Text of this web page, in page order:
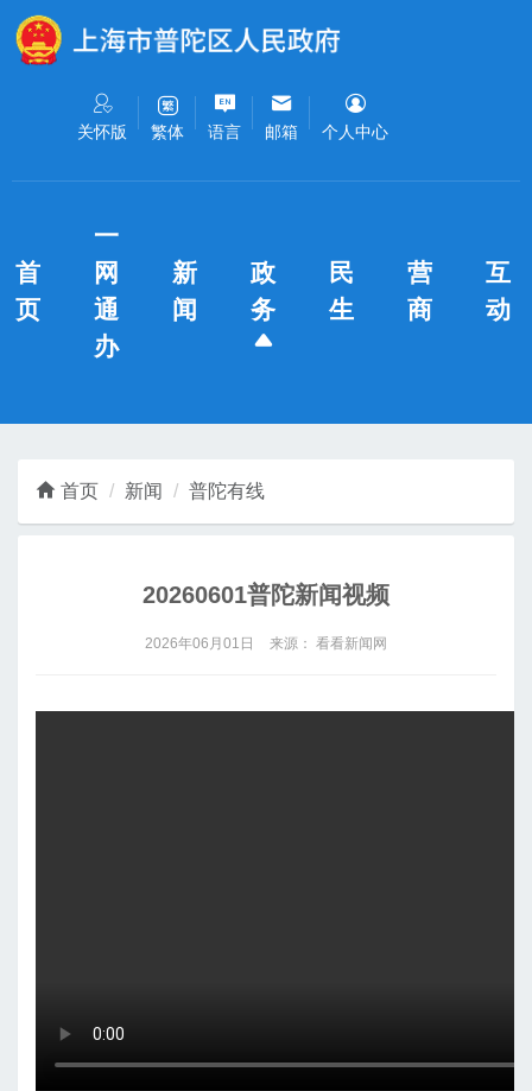
无障碍操作说明
关怀版 繁体 语言 邮箱 个人中心
首
页
一
网
通
办
新
闻
政
务
民
生
营
商
互
动
首页 新闻 普陀有线
20260601普陀新闻视频
2026年06月01日 来源： 看看新闻网